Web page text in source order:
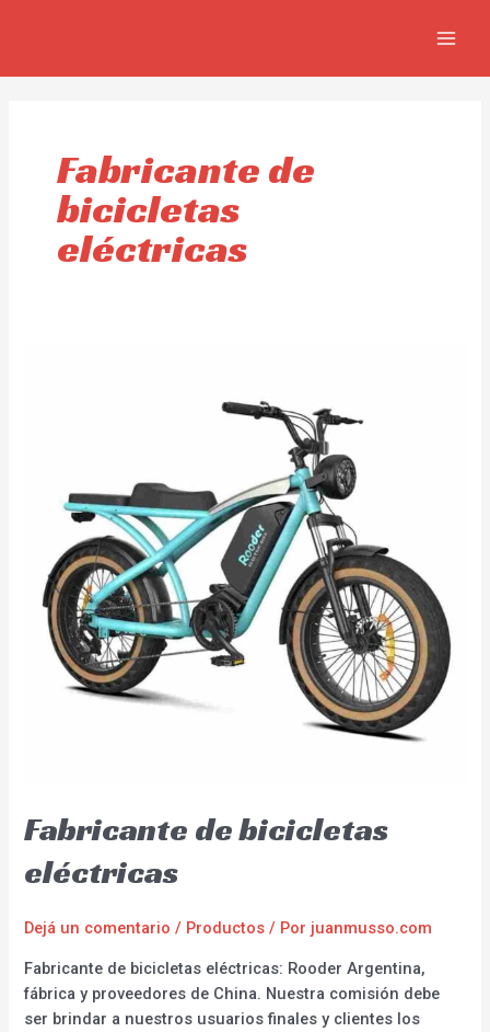
Fabricante de
bicicletas
eléctricas
Fabricante de bicicletas
eléctricas
Dejá un comentario / Productos / Por juanmusso.com
Fabricante de bicicletas eléctricas: Rooder Argentina,
fábrica y proveedores de China. Nuestra comisión debe
ser brindar a nuestros usuarios finales y clientes los